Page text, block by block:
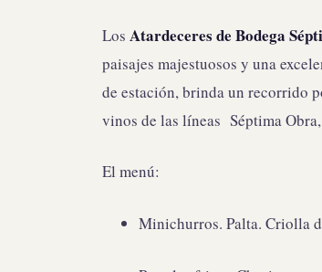
Los Atardeceres de Bodega
paisajes majestuosos y una
de estación, brinda un recorrido
vinos de las líneas Séptima
El menú:
Minichurros. Palta. Criolla